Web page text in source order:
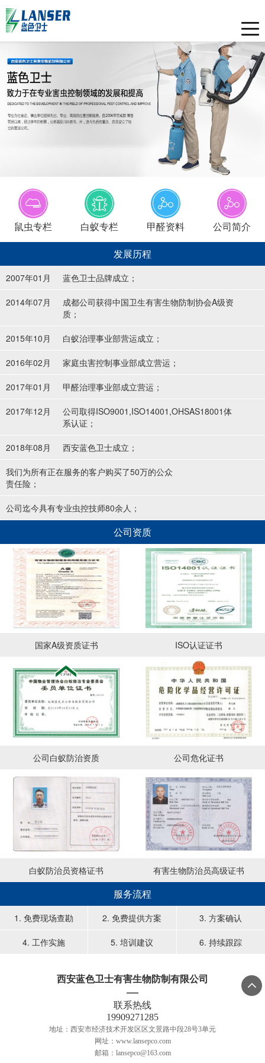
Toggle
鼠虫专栏 白蚁专栏 甲醛资料 公司简介
发展历程
2007年01月 蓝色卫士品牌成立；
2014年07月
成都公司获得中国卫生有害生物防制协会A级资
质；
2015年10月 白蚁治理事业部营运成立；
2016年02月 家庭虫害控制事业部成立营运；
2017年01月 甲醛治理事业部成立营运；
2017年12月
公司取得ISO9001,ISO14001,OHSAS18001体
系认证；
2018年08月 西安蓝色卫士成立；
我们为所有正在服务的客户购买了50万的公众
责任险；
公司迄今具有专业虫控技师80余人；
公司资质
国家A级资质证书 ISO认证证书
公司白蚁防治资质 公司危化证书
白蚁防治员资格证书 有害生物防治员高级证书
服务流程
1. 免费现场查勘 2. 免费提供方案 3. 方案确认
4. 工作实施 5. 培训建议 6. 持续跟踪
西安蓝色卫士有害生物防制有限公司
联系热线
19909271285
地址：西安市经济技术开发区区文景路中段28号3单元
网址：www.lansepco.com
邮箱：lansepco@163.com
